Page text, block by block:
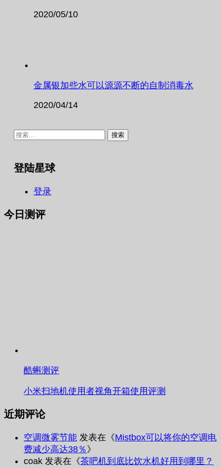
2020/05/10
金属银加些水可以源源不断的自制消毒水
2020/04/14
搜
登陆星球
登录
今日测评
酷蝌测评
小米扫地机使用者视角开箱使用评测
近期评论
空调微雾节能 发表在《Mistbox可以将你的空调电
费减少高达38％ 》
coak 发表在《茶吧机到底比饮水机好用到哪里？